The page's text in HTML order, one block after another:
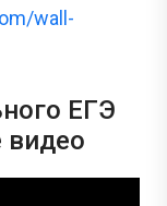
wall-
ЕГЭ
видео